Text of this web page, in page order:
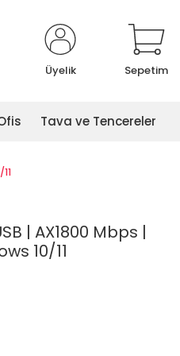
Üyelik Sepetim
Tava ve Tencereler
| AX1800 Mbps |
10/11